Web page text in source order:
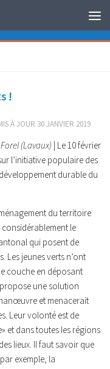
!
À JOUR 30 JANVIER 2019
(Lavaux) | Le 10 février
l’initiative populaire des
durable du
du territoire
le
qui posent de
Les jeunes verts n’ont
couche en déposant
une solution
et menacerait
Leur volonté est de
et dans toutes les régions
lieux. Il faut savoir que
exemple, la